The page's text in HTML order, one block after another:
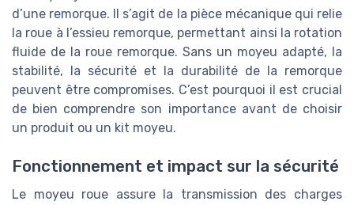
d’une remorque. Il s’agit de la pièce mécanique qui relie
la roue à l’essieu remorque, permettant ainsi la rotation
fluide de la roue remorque. Sans un moyeu adapté, la
stabilité, la sécurité et la durabilité de la remorque
peuvent être compromises. C’est pourquoi il est crucial
de bien comprendre son importance avant de choisir
un produit ou un kit moyeu.
Fonctionnement et impact sur la sécurité
Le moyeu roue assure la transmission des charges